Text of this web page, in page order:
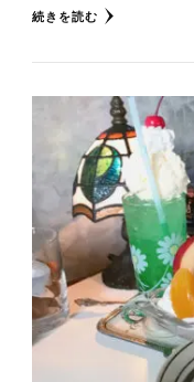
続きを読む